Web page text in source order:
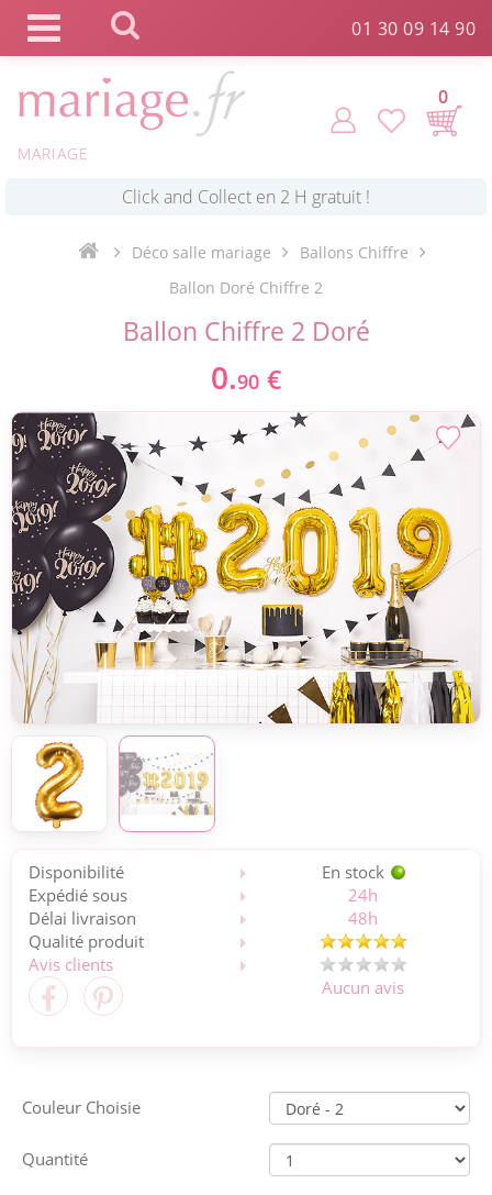
01 30 09 14 90
MARIAGE
0
Payez votre commande en 4X sans frais
Déco salle mariage
Ballons Chiffre
Ballon Doré Chiffre 2
Ballon Chiffre 2 Doré
0.90 €
Disponibilité
En stock
Expédié sous
24h
Délai livraison
48h
Qualité produit
Avis clients
Aucun avis
Couleur Choisie
Quantité
Panneau de gestion des cookies